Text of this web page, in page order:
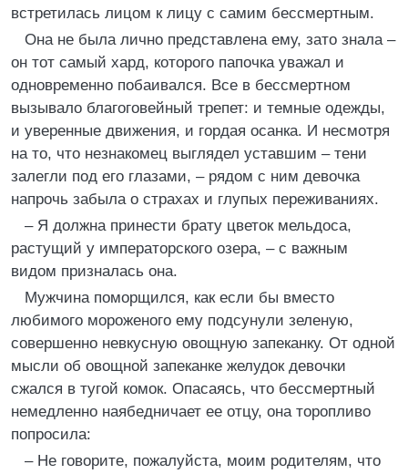
встретилась лицом к лицу с самим бессмертным.
Она не была лично представлена ему, зато знала –
он тот самый хард, которого папочка уважал и
одновременно побаивался. Все в бессмертном
вызывало благоговейный трепет: и темные одежды,
и уверенные движения, и гордая осанка. И несмотря
на то, что незнакомец выглядел уставшим – тени
залегли под его глазами, – рядом с ним девочка
напрочь забыла о страхах и глупых переживаниях.
– Я должна принести брату цветок мельдоса,
растущий у императорского озера, – с важным
видом призналась она.
Мужчина поморщился, как если бы вместо
любимого мороженого ему подсунули зеленую,
совершенно невкусную овощную запеканку. От одной
мысли об овощной запеканке желудок девочки
сжался в тугой комок. Опасаясь, что бессмертный
немедленно наябедничает ее отцу, она торопливо
попросила:
– Не говорите, пожалуйста, моим родителям, что